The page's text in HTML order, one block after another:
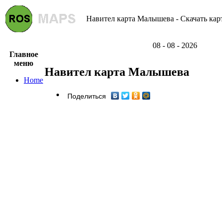
Навител карта Малышева - Скачать
08 - 08 - 2026
Главное
меню
Home
Навител карта Малышева
Поделиться